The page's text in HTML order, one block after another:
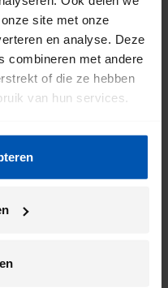
site met onze
en analyse. Deze
combineren met andere
of die ze hebben
van hun services.
MEER INFORMATIE